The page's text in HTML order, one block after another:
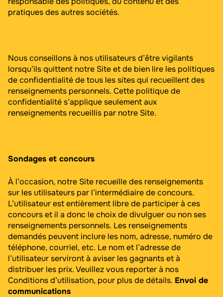
pratiques des autres sociétés.
Nous conseillons à nos utilisateurs d’être vigilants
lorsqu’ils quittent notre Site et de bien lire les politiques
de confidentialité de tous les sites qui recueillent des
renseignements personnels. Cette politique de
confidentialité s’applique seulement aux
renseignements recueillis par notre Site.
Sondages et concours
À l’occasion, notre Site recueille des renseignements
sur les utilisateurs par l’intermédiaire de concours.
L’utilisateur est entièrement libre de participer à ces
concours et il a donc le choix de divulguer ou non ses
renseignements personnels. Les renseignements
demandés peuvent inclure les nom, adresse, numéro de
téléphone, courriel, etc. Le nom et l’adresse de
l’utilisateur serviront à aviser les gagnants et à
distribuer les prix. Veuillez vous reporter à nos
Conditions d’utilisation, pour plus de détails. Envoi de
communications